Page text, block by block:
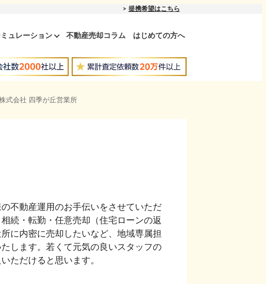
提携希望はこちら
ュレーション 不動産売却コラム はじめての方へ
式会社 四季が丘営業所
不動産運用のお手伝いをさせていただ
続・転勤・任意売却（住宅ローンの返
に内密に売却したいなど、地域専属担
します。若くて元気の良いスタッフの
ただけると思います。